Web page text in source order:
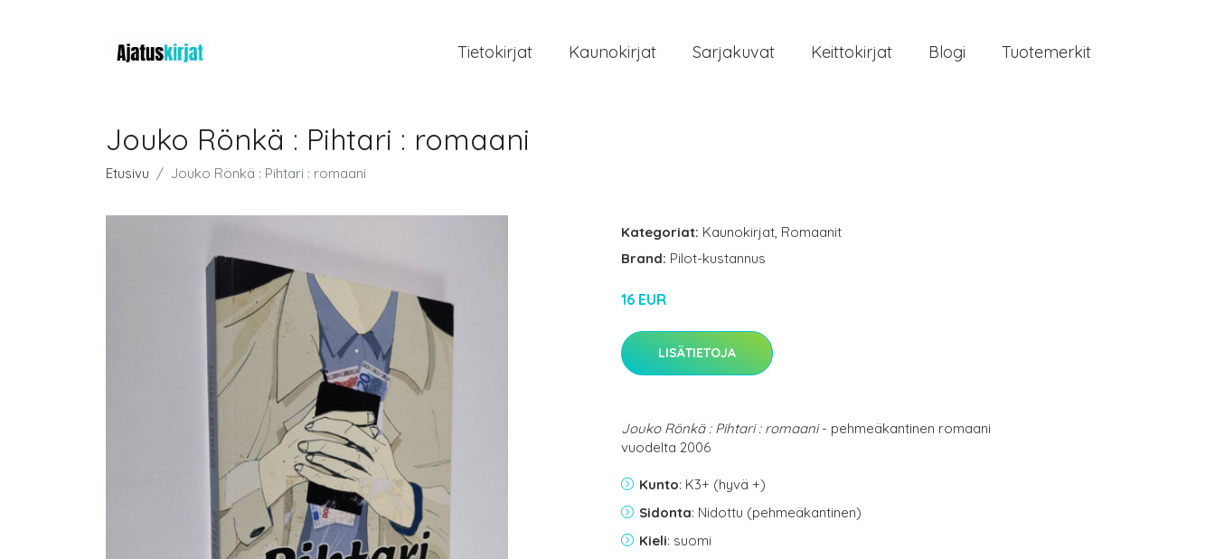
Tietokirjat Kaunokirjat Sarjakuvat Keittokirjat Blogi Tuotemerkit
Jouko Rönkä : Pihtari : romaani
Etusivu Jouko Rönkä : Pihtari : romaani
Kategoriat: Kaunokirjat, Romaanit
Brand: Pilot-kustannus
16 EUR
LISÄTIETOJA
Jouko Rönkä : Pihtari : romaani- pehmeäkantinen romaani
vuodelta 2006
Kunto: K3+ (hyvä +)
Sidonta: Nidottu (pehmeäkantinen)
Kieli: suomi